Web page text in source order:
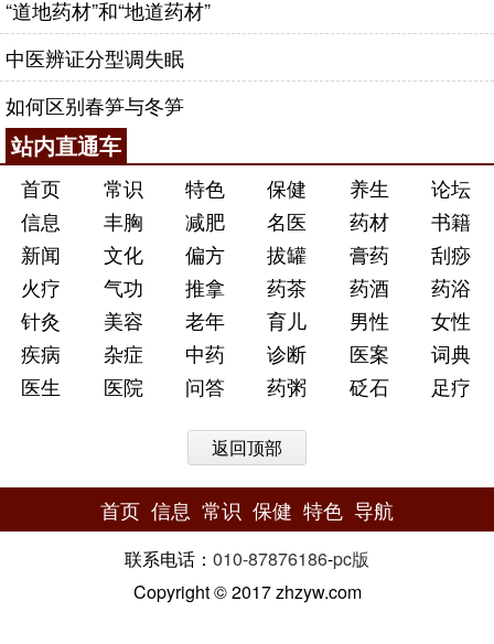
“道地药材”和“地道药材”
中医辨证分型调失眠
如何区别春笋与冬笋
站内直通车
首页 常识 特色 保健 养生
论坛
信息
丰胸 减肥 名医 药材
书籍
新闻
文化 偏方 拔罐 膏药
刮痧
火疗
气功 推拿 药茶 药酒
药浴
针灸
美容 老年 育儿 男性
女性
疾病
杂症 中药 诊断 医案
词典
医生
医院 问答 药粥 砭石 足疗
返回顶部
首页 信息 常识 保健 特色 导航
联系电话： 010-87876186-pc版
Copyright © 2017 zhzyw.com